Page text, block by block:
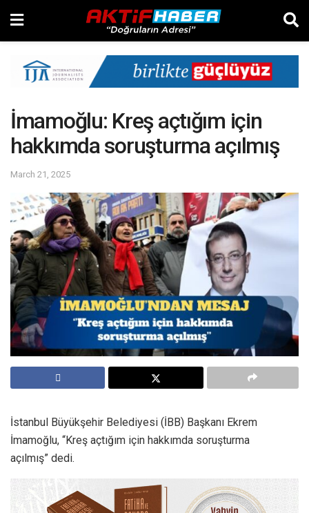
İmamoğlu: Kreş açtığım için
hakkımda soruşturma açılmış
March 21, 2025
İstanbul Büyükşehir Belediyesi (İBB) Başkanı Ekrem
İmamoğlu, “Kreş açtığım için hakkımda soruşturma
açılmış” dedi.